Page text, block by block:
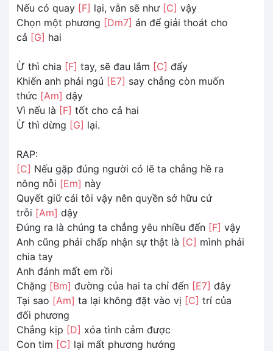
Nếu có quay [F] lại, vẫn sẽ như [C] vậy
Chọn một phương [Dm7] án để giải thoát cho
cả [G] hai
Ừ thì chia [F] tay, sẽ đau lắm [C] đấy
Khiến anh phải ngủ [E7] say chẳng còn muốn
thức [Am] dậy
Vì nếu là [F] tốt cho cả hai
Ừ thì dừng [G] lại.
RAP:
[C] Nếu gặp đúng người có lẽ ta chẳng hề ra
nông nỗi [Em] này
Quyết giữ cái tôi vậy nên quyền sở hữu cứ
trỗi [Am] dậy
Đúng ra là chúng ta chẳng yêu nhiều đến [F] vậy
Anh cũng phải chấp nhận sự thật là [C] mình phải
chia tay
Anh đánh mất em rồi
Chặng [Bm] đường của hai ta chỉ đến [E7] đây
Tại sao [Am] ta lại không đặt vào vị [C] trí của
đối phương
Chẳng kịp [D] xóa tình cảm được
Con tim [C] lại mất phương hướng